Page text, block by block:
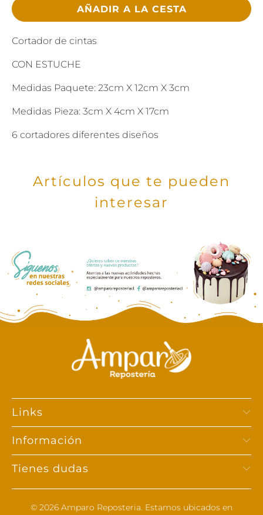
AÑADIR A LA CESTA
Cortador de cintas
CON ESTUCHE
Medidas Paquete: 23cm X 12cm X 3cm
Medidas Pieza: 3cm X 4cm X 17cm
6 cortadores diferentes diseños
Artículos que te pueden
interesar
Links
Información
Tienes dudas
© 2026 Amparo Reposteria. Estamos ubicados en